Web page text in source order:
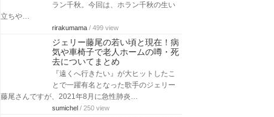
ラン千秋。今回は、ホラン千秋の生い
立ちや…
rirakumama / 499 view
ジェリー藤尾の若い頃と現在！病
気や車椅子で老人ホームの噂・死
去についてまとめ
『遠くへ行きたい』が大ヒットしたこ
とで一躍有名となった歌手のジェリー
藤尾さんですが、2021年8月に急性肺炎…
sumichel / 250 view